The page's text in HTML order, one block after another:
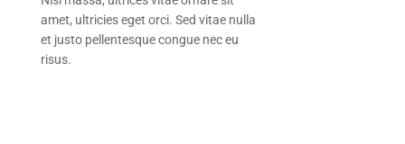
amet, ultricies eget orci. Sed vitae nulla
et justo pellentesque congue nec eu
risus.